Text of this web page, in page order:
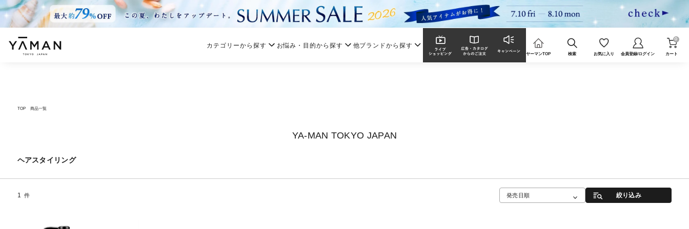
カテゴリーから探す お悩み・目的から探す 他ブランドから探す
ヤーマンTOP 検索 お気に入り 会員登録/ログイン カート
0
TOP 商品一覧
YA-MAN TOKYO JAPAN
ヘアスタイリング
1 件 発売日順 絞り込み